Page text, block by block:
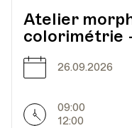
Atelier
colorimétrie
Date
26.09.2026
Horarires
09:00
12:00